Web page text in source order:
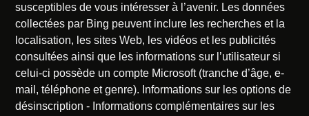
susceptibles de vous intéresser à l’avenir. Les données
collectées par Bing peuvent inclure les recherches et la
localisation, les sites Web, les vidéos et les publicités
consultées ainsi que les informations sur l’utilisateur si
celui-ci possède un compte Microsoft (tranche d’âge, e-
mail, téléphone et genre). Informations sur les options de
désinscription - Informations complémentaires sur les